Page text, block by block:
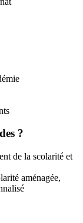
?
de la scolarité et
aménagée,